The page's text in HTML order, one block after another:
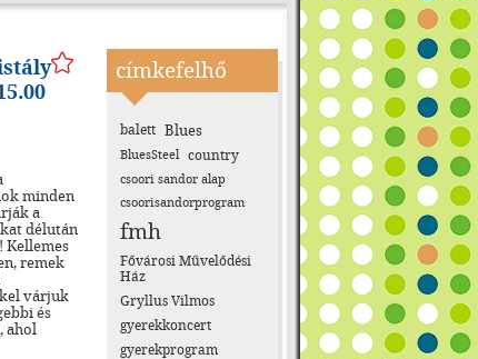
minden
a
délután
Kellemes
remek
várjuk
és
ahol
címkefelhő
balett Blues
BluesSteel country
csoori sandor alap
csoorisandorprogram
fmh
Fővárosi Művelődési
Ház
Gryllus Vilmos
gyerekkoncert
gyerekprogram